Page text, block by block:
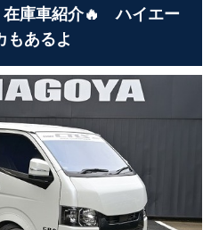
庫車紹介🔥 ハイエー
もあるよ